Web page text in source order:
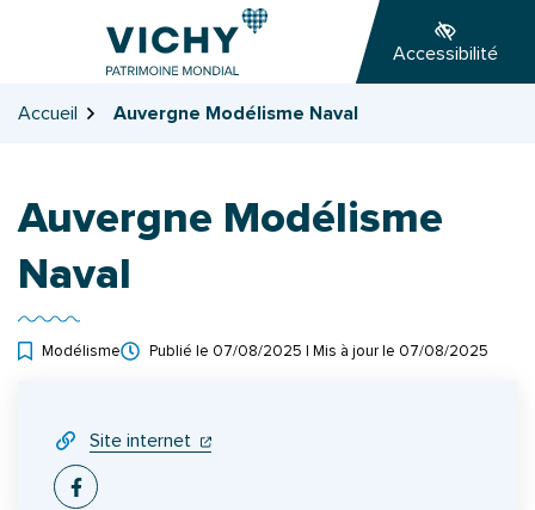
page
Accessibilité
Accueil Auvergne Modélisme Naval
Auvergne Modélisme
Naval
Modélisme Publié le 07/08/2025 | Mis à jour le 07/08/2025
Site internet (ouverture dans un nouvel onglet)
(ouverture dans un nouvel onglet)
Facebook